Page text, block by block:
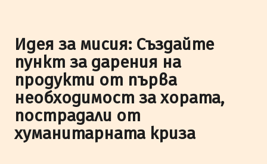
Идея за мисия: Създайте
пункт за дарения на
продукти от първа
необходимост за хората,
пострадали от
хуманитарната криза